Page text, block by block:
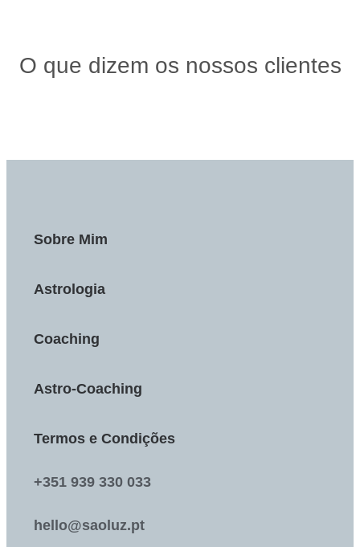
O que dizem os nossos clientes
Sobre Mim
Astrologia
Coaching
Astro-Coaching
Termos e Condições
+351 939 330 033
hello@saoluz.pt